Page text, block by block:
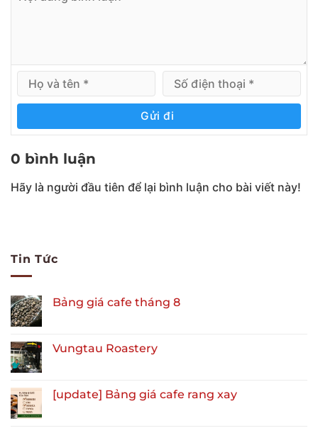
Gửi đi
0 bình luận
Hãy là người đầu tiên để lại bình luận cho bài viết này!
Tin Tức
Bảng giá cafe tháng 8
Vungtau Roastery
[update] Bảng giá cafe rang xay